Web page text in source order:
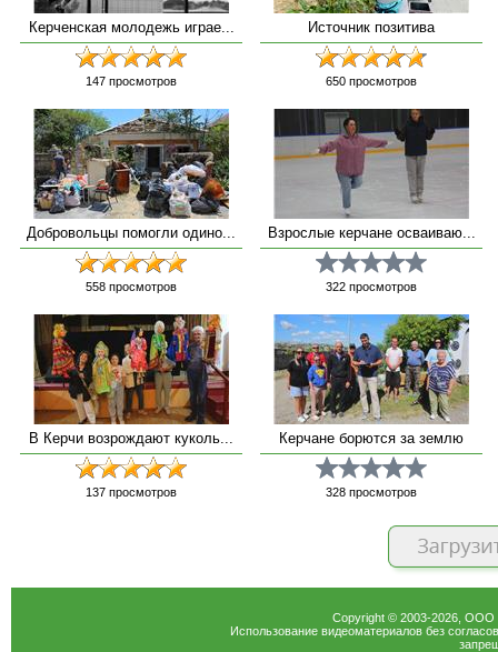
Керченская молодежь играе...
147 просмотров
Источник позитива
650 просмотров
Добровольцы помогли одино...
558 просмотров
Взрослые керчане осваиваю...
322 просмотров
В Керчи возрождают куколь...
137 просмотров
Керчане борются за землю
328 просмотров
Copyright © 2003-2026, ООО
Использование видеоматериалов без